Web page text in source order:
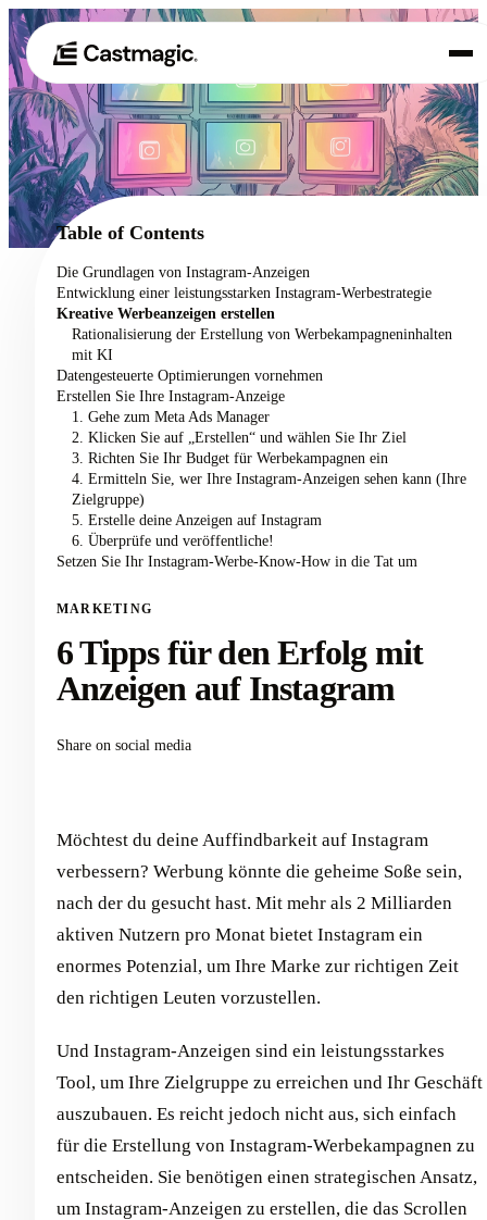
01 Produkt
02 Anwendungsfälle
Preisgestaltung
Über uns
Table of Contents
Die Grundlagen von Instagram-Anzeigen
Entwicklung einer leistungsstarken Instagram-Werbestrategie
Kreative Werbeanzeigen erstellen
Rationalisierung der Erstellung von Werbekampagneninhalten
mit KI
Datengesteuerte Optimierungen vornehmen
Erstellen Sie Ihre Instagram-Anzeige
1. Gehe zum Meta Ads Manager
2. Klicken Sie auf „Erstellen“ und wählen Sie Ihr Ziel
3. Richten Sie Ihr Budget für Werbekampagnen ein
4. Ermitteln Sie, wer Ihre Instagram-Anzeigen sehen kann (Ihre
Zielgruppe)
5. Erstelle deine Anzeigen auf Instagram
6. Überprüfe und veröffentliche!
Setzen Sie Ihr Instagram-Werbe-Know-How in die Tat um
MARKETING
6 Tipps für den Erfolg mit
Anzeigen auf Instagram
Share on social media
Möchtest du deine Auffindbarkeit auf Instagram
verbessern? Werbung könnte die geheime Soße sein,
nach der du gesucht hast. Mit mehr als 2 Milliarden
aktiven Nutzern pro Monat bietet Instagram ein
enormes Potenzial, um Ihre Marke zur richtigen Zeit
den richtigen Leuten vorzustellen.
Und Instagram-Anzeigen sind ein leistungsstarkes
Tool, um Ihre Zielgruppe zu erreichen und Ihr Geschäft
auszubauen. Es reicht jedoch nicht aus, sich einfach
für die Erstellung von Instagram-Werbekampagnen zu
entscheiden. Sie benötigen einen strategischen Ansatz,
um Instagram-Anzeigen zu erstellen, die das Scrollen